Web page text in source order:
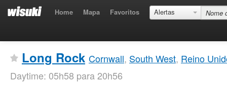
Home Mapa Favoritos Alertas
Long Rock Cornwall, South West, Reino
Daytime: 05h58 para 20h56